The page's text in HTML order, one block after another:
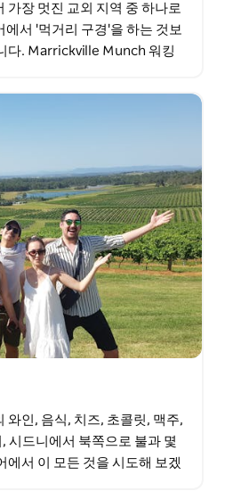
장 멋진 교외 지역 중 하나로
서 '먹거리 구경'을 하는 것보
다. Marrickville Munch 워킹
와인, 음식, 치즈, 초콜릿, 맥주,
시드니에서 북쪽으로 불과 몇
에서 이 모든 것을 시도해 보겠